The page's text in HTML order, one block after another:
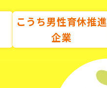
こうち男性育休推進
企業